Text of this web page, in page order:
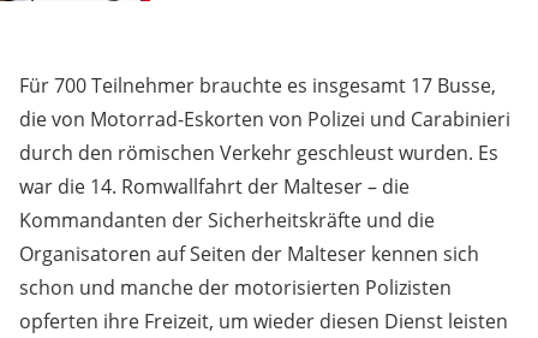
Für 700 Teilnehmer brauchte es insgesamt 17 Busse,
die von Motorrad-Eskorten von Polizei und Carabinieri
durch den römischen Verkehr geschleust wurden. Es
war die 14. Romwallfahrt der Malteser – die
Kommandanten der Sicherheitskräfte und die
Organisatoren auf Seiten der Malteser kennen sich
schon und manche der motorisierten Polizisten
opferten ihre Freizeit, um wieder diesen Dienst leisten